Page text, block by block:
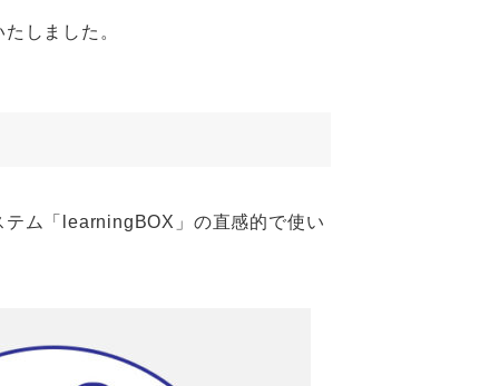
しました。
テム「learningBOX」の直感的で使い